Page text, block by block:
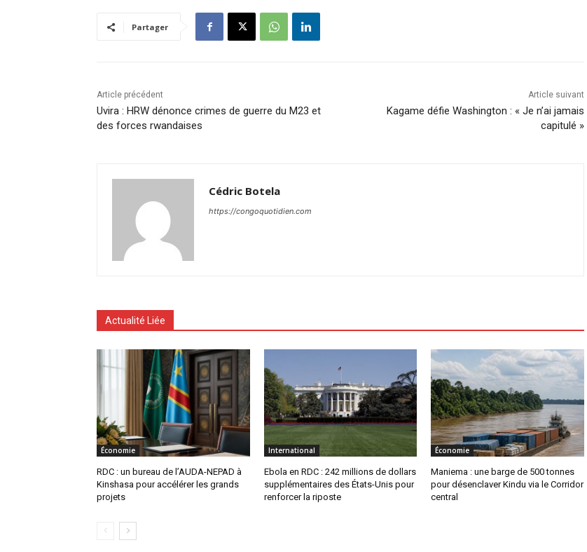
Partager
Article précédent
Uvira : HRW dénonce crimes de guerre du M23 et
des forces rwandaises
Article suivant
Kagame défie Washington : « Je n’ai jamais
capitulé »
Cédric Botela
https://congoquotidien.com
Actualité Liée
Économie
RDC : un bureau de l’AUDA-NEPAD à
Kinshasa pour accélérer les grands
projets
International
Ebola en RDC : 242 millions de dollars
supplémentaires des États-Unis pour
renforcer la riposte
Économie
Maniema : une barge de 500 tonnes
pour désenclaver Kindu via le Corridor
central